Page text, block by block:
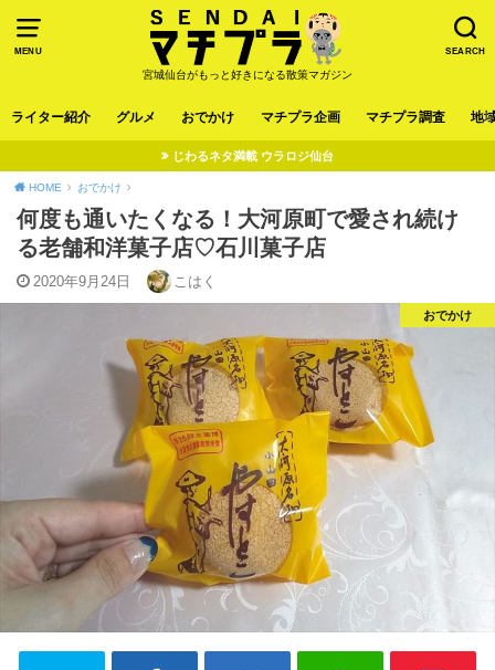
MENU SEARCH
宮城仙台がもっと好きになる散策マガジン
ライター紹介 グルメ おでかけ マチプラ企画 マチプラ調査 地
じわるネタ満載 ウラロジ仙台
HOME おでかけ
何度も通いたくなる！大河原町で愛され続け
る老舗和洋菓子店♡石川菓子店
2020年9月24日 こはく
おでかけ